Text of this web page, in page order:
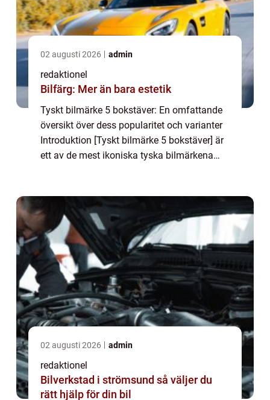
02 augusti 2026 admin
redaktionel
Bilfärg: Mer än bara estetik
Tyskt bilmärke 5 bokstäver: En omfattande
översikt över dess popularitet och varianter
Introduktion [Tyskt bilmärke 5 bokstäver] är
ett av de mest ikoniska tyska bilmärkena
02 augusti 2026 admin
redaktionel
Bilverkstad i strömsund så väljer du
rätt hjälp för din bil